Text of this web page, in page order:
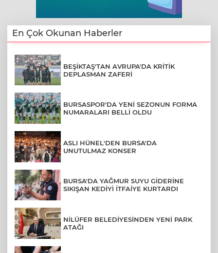
En Çok Okunan Haberler
BEŞİKTAŞ'TAN AVRUPA'DA KRİTİK
DEPLASMAN ZAFERİ
BURSASPOR'DA YENİ SEZONUN FORMA
NUMARALARI BELLİ OLDU
ASLI HÜNEL'DEN BURSA'DA
UNUTULMAZ KONSER
BURSA'DA YAĞMUR SUYU GİDERİNE
SIKIŞAN KEDİYİ İTFAİYE KURTARDI
NİLÜFER BELEDİYESİNDEN YENİ PARK
ATAĞI